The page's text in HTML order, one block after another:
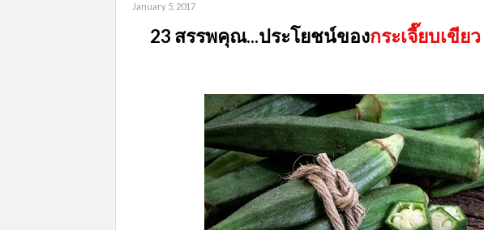
January 5, 2017
23 สรรพคุณ...ประโยชน์ของกระเจี๊ยบเขียว